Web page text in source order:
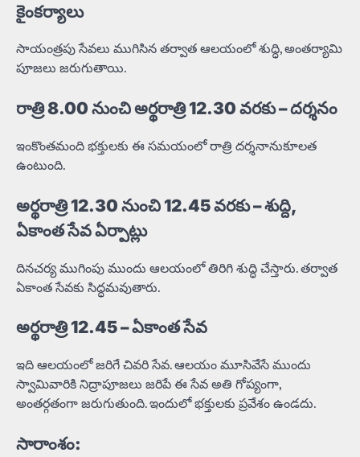
కైంకర్యాలు
సాయంత్రపు సేవలు ముగిసిన తర్వాత ఆలయంలో శుద్ధి, అంతర్యామి
పూజలు జరుగుతాయి.
రాత్రి 8.00 నుంచి అర్థరాత్రి 12.30 వరకు – దర్శనం
ఇంకొంతమంది భక్తులకు ఈ సమయంలో రాత్రి దర్శనానుకూలత
ఉంటుంది.
అర్థరాత్రి 12.30 నుంచి 12.45 వరకు – శుద్ది,
ఏకాంత సేవ ఏర్పాట్లు
దినచర్య ముగింపు ముందు ఆలయంలో తిరిగి శుద్ధి చేస్తారు. తర్వాత
ఏకాంత సేవకు సిద్ధమవుతారు.
అర్థరాత్రి 12.45 – ఏకాంత సేవ
ఇది ఆలయంలో జరిగే చివరి సేవ. ఆలయం మూసివేసే ముందు
స్వామివారికి నిద్రాపూజలు జరిపే ఈ సేవ అతి గోప్యంగా,
అంతర్గతంగా జరుగుతుంది. ఇందులో భక్తులకు ప్రవేశం ఉండదు.
సారాంశం: